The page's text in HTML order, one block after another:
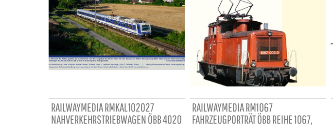
RAILWAYMEDIA RMKAL102027
NAHVERKEHRSTRIEBWAGEN ÖBB 4020
RAILWAYMEDIA RM1067
FAHRZEUGPORTRÄT ÖBB REIHE 1067,